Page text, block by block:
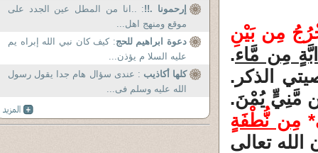
مِن بَيْنِ
مِن مَّاء.
الذكر.
مَّنِيٍّ يُمْنَ.
مِن نُّطْفَةٍ
إرحمونا .!!: ..انا من المطل عين الجدد على
موقع ومنهج اهل...
دعوة ابراهيم للحج: كيف كان نبي الله إبراه يم
عليه السلا م يؤذن...
كلها أكاذيب : عندى سؤال هام جدا يقول رسول
الله عليه وسلم فى...